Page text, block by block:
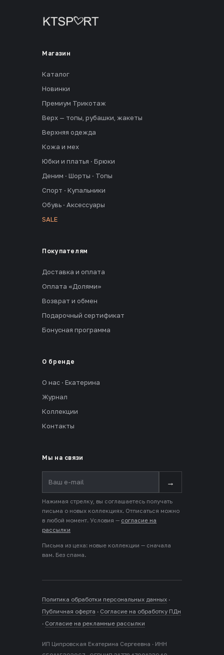
Магазин
Каталог
Новинки
Премиум Трикотаж
Верх — топы, рубашки, жакеты
Верхняя одежда
Кожа и мех
Юбки и платья · Брюки
Деним · Шорты · Топы
Спорт · Купальники
Обувь · Аксессуары
SALE
Покупателям
Доставка и оплата
Оплата «Долями»
Возврат и обмен
Подарочный сертификат
Бонусная программа
О бренде
О нас · Екатерина
Журнал
Коллекции
Контакты
Мы на связи
→
Нажимая стрелку, вы соглашаетесь получать
письма о новых коллекциях. Отписаться можно
в любой момент. Условия — согласие на
рассылки
Письма из цеха: новые коллекции — сначала
вам. Без спама.
Политика обработки персональных данных ·
Публичная оферта · Согласие на обработку ПДн
· Согласие на рекламные рассылки
ИП Ципровская Екатерина Сергеевна · ИНН